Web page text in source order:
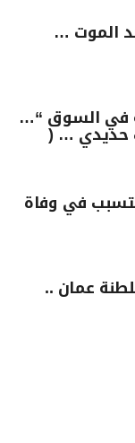
الموت …
في السوق “…
حديدي … (
في وفاة
عمان ..